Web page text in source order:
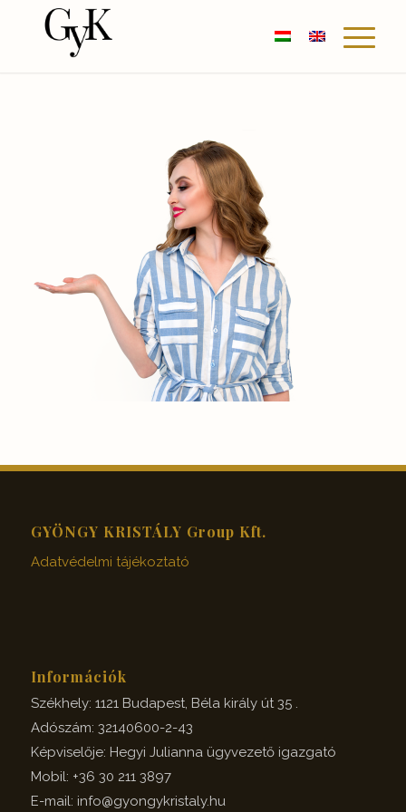
GYÖNGY KRISTÁLY Group Kft.
Adatvédelmi tájékoztató
Információk
Székhely: 1121 Budapest, Béla király út 35 .
Adószám: 32140600-2-43
Képviselője: Hegyi Julianna ügyvezető igazgató
Mobil: +36 30 211 3897
E-mail: info@gyongykristaly.hu